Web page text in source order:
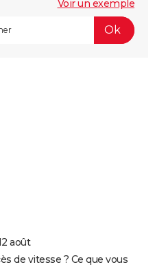
Voir un exemple
août
de vitesse ? Ce que vous